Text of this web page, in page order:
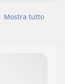
Mostra tutto